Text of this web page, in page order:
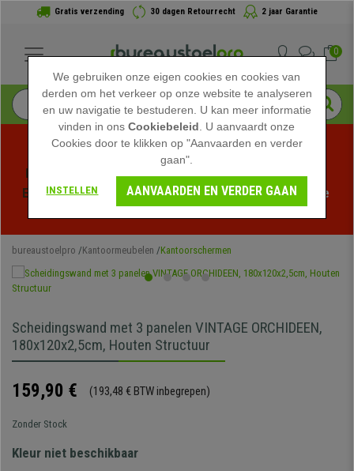
Gratis verzending 30 dagen Retourrecht 2 jaar Garantie
0
Profiteer van de Zomeruitverkoop bij bureaustoelpro!
Exclusieve kortingen voor een beperkte tijd - Bekijk de
bureaustoelpro Kantoormeubelen Kantoorschermen
Scheidingswand met 3 panelen VINTAGE ORCHIDEEN,
180x120x2,5cm, Houten Structuur
159,90 € (193,48 € BTW inbegrepen)
Zonder Stock
Kleur niet beschikbaar
We gebruiken onze eigen cookies en cookies van
derden om het verkeer op onze website te analyseren
en uw navigatie te bestuderen. U kan meer informatie
vinden in onsCookiebeleid . U aanvaardt onze
Cookies door te klikken op "Aanvaarden en verder
gaan".
INSTELLEN AANVAARDEN EN VERDER GAAN